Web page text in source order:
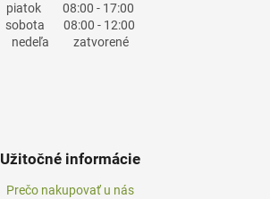
piatok08:00 - 17:00
sobota 08:00 - 12:00
nedeľa zatvorené
Užitočné informácie
Prečo nakupovať u nás